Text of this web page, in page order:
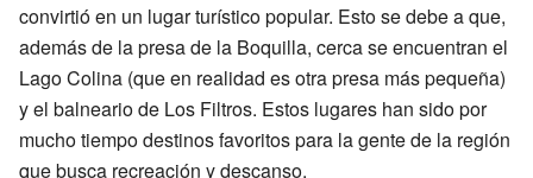
convirtió en un lugar turístico popular. Esto se debe a que,
además de la presa de la Boquilla, cerca se encuentran el
Lago Colina (que en realidad es otra presa más pequeña)
y el balneario de Los Filtros. Estos lugares han sido por
mucho tiempo destinos favoritos para la gente de la región
que busca recreación y descanso.